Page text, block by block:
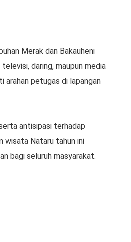
Merak dan Bakauheni
daring, maupun media
arahan petugas di lapangan
antisipasi terhadap
wisata Nataru tahun ini
bagi seluruh masyarakat.